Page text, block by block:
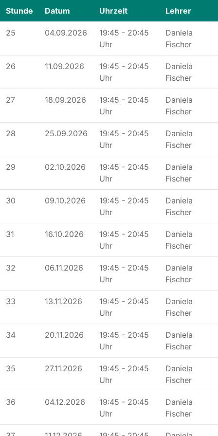
Stunde Datum Uhrzeit Lehrer
25 04.09.2026
19:45 - 20:45
Uhr
Daniela
Fischer
26 11.09.2026
19:45 - 20:45
Uhr
Daniela
Fischer
27 18.09.2026
19:45 - 20:45
Uhr
Daniela
Fischer
28 25.09.2026
19:45 - 20:45
Uhr
Daniela
Fischer
29 02.10.2026
19:45 - 20:45
Uhr
Daniela
Fischer
30 09.10.2026
19:45 - 20:45
Uhr
Daniela
Fischer
31 16.10.2026
19:45 - 20:45
Uhr
Daniela
Fischer
32 06.11.2026
19:45 - 20:45
Uhr
Daniela
Fischer
33 13.11.2026
19:45 - 20:45
Uhr
Daniela
Fischer
34 20.11.2026
19:45 - 20:45
Uhr
Daniela
Fischer
35 27.11.2026
19:45 - 20:45
Uhr
Daniela
Fischer
36 04.12.2026
19:45 - 20:45
Uhr
Daniela
Fischer